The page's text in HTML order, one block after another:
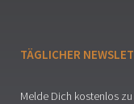
TÄGLICHER
Melde Dich kostenlos